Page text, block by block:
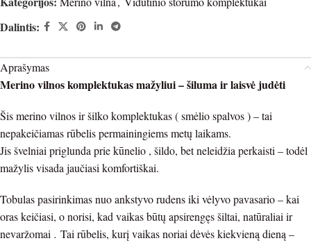
Dalintis:
Aprašymas
Merino vilnos komplektukas mažyliui – šiluma ir laisvė judėti
Šis merino vilnos ir šilko komplektukas ( smėlio spalvos ) – tai
nepakeičiamas rūbelis permainingiems metų laikams.
Jis švelniai priglunda prie kūnelio , šildo, bet neleidžia perkaisti – todėl
mažylis visada jaučiasi komfortiškai.
Tobulas pasirinkimas nuo ankstyvo rudens iki vėlyvo pavasario – kai
oras keičiasi, o norisi, kad vaikas būtų apsirengęs šiltai, natūraliai ir
nevaržomai . Tai rūbelis, kurį vaikas noriai dėvės kiekvieną dieną –